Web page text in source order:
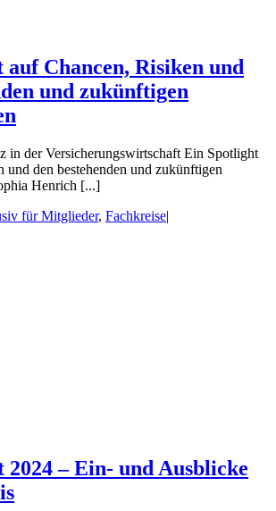
Chancen, Risiken und
und zukünftigen
in der Versicherungswirtschaft Ein Spotlight
und den bestehenden und zukünftigen
Henrich [...]
für Mitglieder, Fachkreise|
– Ein- und Ausblicke